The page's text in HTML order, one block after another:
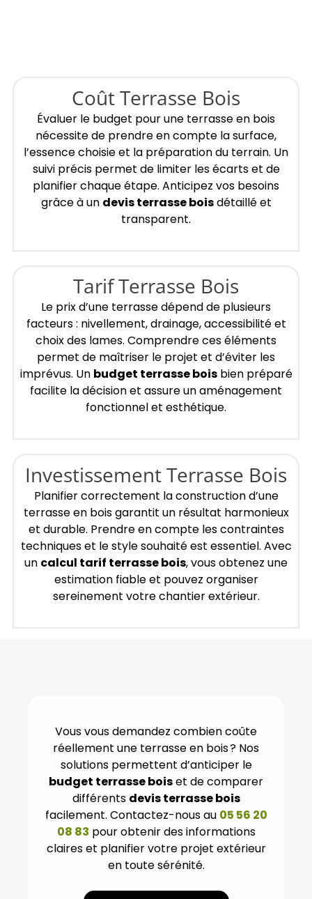
Coût Terrasse Bois
Évaluer le budget pour une terrasse en bois
nécessite de prendre en compte la surface,
l’essence choisie et la préparation du terrain. Un
suivi précis permet de limiter les écarts et de
planifier chaque étape. Anticipez vos besoins
grâce à un devis terrasse boisdétaillé et
transparent.
Tarif Terrasse Bois
Le prix d’une terrasse dépend de plusieurs
facteurs : nivellement, drainage, accessibilité et
choix des lames. Comprendre ces éléments
permet de maîtriser le projet et d’éviter les
imprévus. Un budget terrasse boisbien préparé
facilite la décision et assure un aménagement
fonctionnel et esthétique.
Investissement Terrasse Bois
Planifier correctement la construction d’une
terrasse en bois garantit un résultat harmonieux
et durable. Prendre en compte les contraintes
techniques et le style souhaité est essentiel. Avec
un calcul tarif terrasse bois, vous obtenez une
estimation fiable et pouvez organiser
sereinement votre chantier extérieur.
Vous vous demandez combien coûte
réellement une terrasse en bois ? Nos
solutions permettent d’anticiper le
budget terrasse boiset de comparer
différents devis terrasse bois
facilement. Contactez-nous au 05 56 20
08 83 pour obtenir des informations
claires et planifier votre projet extérieur
en toute sérénité.